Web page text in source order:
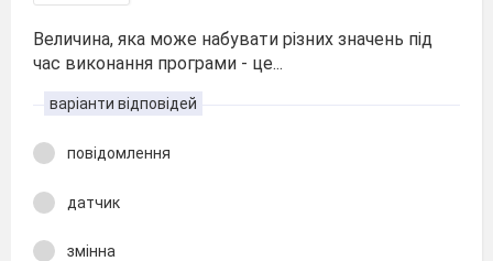
Величина, яка може набувати різних значень під
час виконання програми - це...
варіанти відповідей
повідомлення
датчик
змінна